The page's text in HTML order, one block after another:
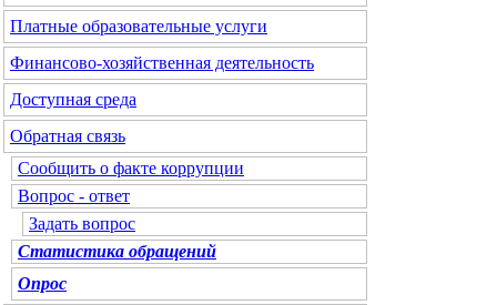
Платные образовательные услуги
Финансово-хозяйственная деятельность
Доступная среда
Обратная связь
Сообщить о факте коррупции
Вопрос - ответ
Задать вопрос
Статистика обращений
Опрос